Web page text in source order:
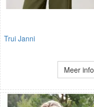
Trui Janni
Meer info